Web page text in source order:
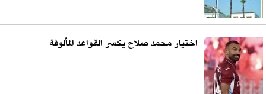
اختيار محمد صلاح يكسر القواعد المألوفة